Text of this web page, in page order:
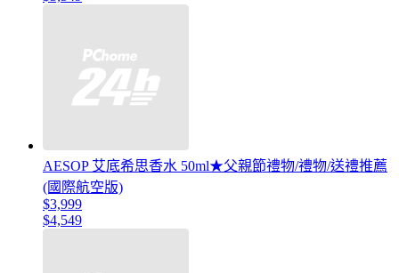
AESOP 艾底希思香水 50ml★父親節禮物/禮物/送禮推薦
(國際航空版)
$3,999
$4,549